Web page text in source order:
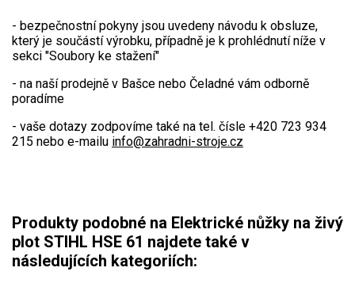
Elektrické tříkolky pro seniory
Elektrické tříkolky pracovní
Elektrické čtyřkolky
Náhradní díly
Řetězové pily
Náhradní díly pro křovinořezy
Náhradní díly pro sekačky
- bezpečnostní pokyny jsou uvedeny návodu k obsluze,
který je součástí výrobku, případně je k prohlédnutí níže v
sekci "Soubory ke stažení"
- na naší prodejně v Bašce nebo Čeladné vám odborně
poradíme
- vaše dotazy zodpovíme také na tel. čísle +420 723 934
215 nebo e-mailu info@zahradni-stroje.cz
Produkty podobné na Elektrické nůžky na živý
plot STIHL HSE 61 najdete také v
následujících kategoriích: